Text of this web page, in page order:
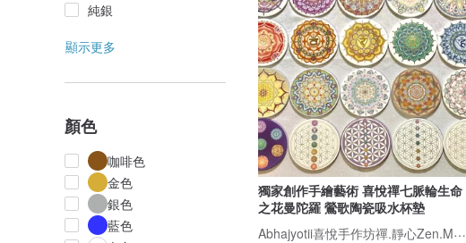
純銀
顯示更多
顏色
咖啡色
金色
銀色
藍色
獨家創作手繪藝術 喜悅禪七脈輪生命
之花曼陀羅 鶯歌陶瓷吸水杯墊
Abhajyotii喜悅手作坊禪.靜心Zen.Mandala.Flower of life